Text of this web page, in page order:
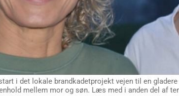
i det lokale brandkadetprojekt vejen til en
mellem mor og søn. Læs med i anden del af